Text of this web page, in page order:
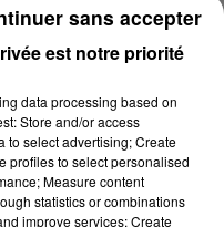
CHEZ VOUS
PLUME
ses 10 ans et vous
est notre priorité
data processing based on
Store and/or access
to select advertising; Create
profiles to select personalised
Measure content
statistics or combinations
improve services; Create
sans accepter